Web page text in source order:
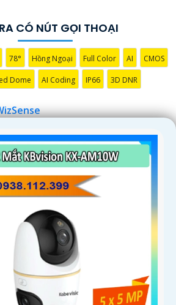
CÓ NÚT GỌI THOẠI
78° Hồng Ngoại Full Color AI CMOS
Dome AI Coding IP66 3D DNR